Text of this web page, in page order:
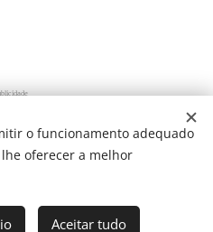
o funcionamento adequado
oferecer a melhor
Aceitar tudo